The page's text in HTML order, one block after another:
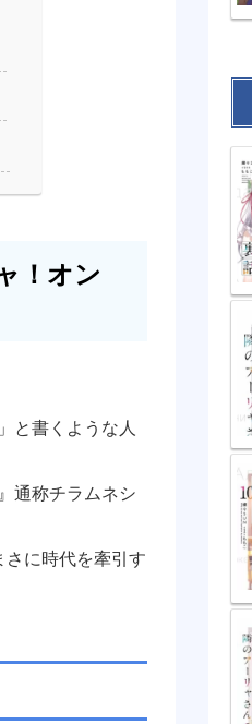
！オン
と書くような人
通称チラムネシ
に時代を牽引す